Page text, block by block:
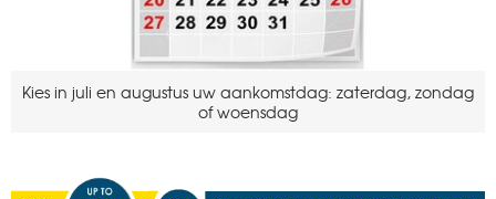
Kies in juli en augustus uw aankomstdag: zaterdag, zondag
of woensdag